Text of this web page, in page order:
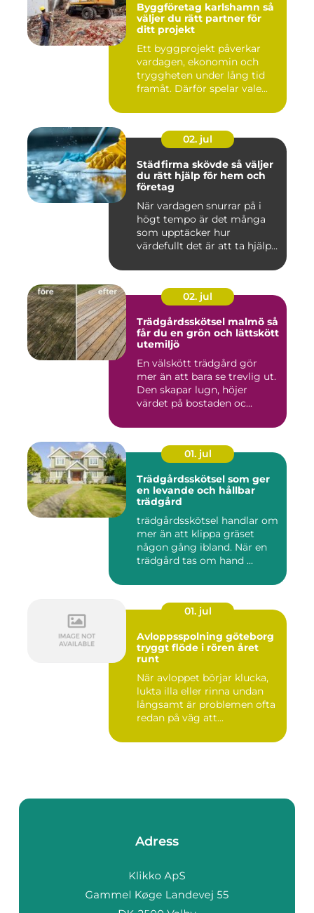
Byggföretag karlshamn så
väljer du rätt partner för
ditt projekt
Ett byggprojekt påverkar
vardagen, ekonomin och
tryggheten under lång tid
framåt. Därför spelar vale...
02. jul
Städfirma skövde så väljer
du rätt hjälp för hem och
företag
När vardagen snurrar på i
högt tempo är det många
som upptäcker hur
värdefullt det är att ta hjälp
02. jul
Trädgårdsskötsel malmö så
får du en grön och lättskött
utemiljö
En välskött trädgård gör
mer än att bara se trevlig ut.
Den skapar lugn, höjer
värdet på bostaden oc...
01. jul
Trädgårdsskötsel som ger
en levande och hållbar
trädgård
trädgårdsskötsel handlar om
mer än att klippa gräset
någon gång ibland. När en
trädgård tas om hand ...
01. jul
Avloppsspolning göteborg
tryggt flöde i rören året
runt
När avloppet börjar klucka,
lukta illa eller rinna undan
långsamt är problemen ofta
redan på väg att...
Adress